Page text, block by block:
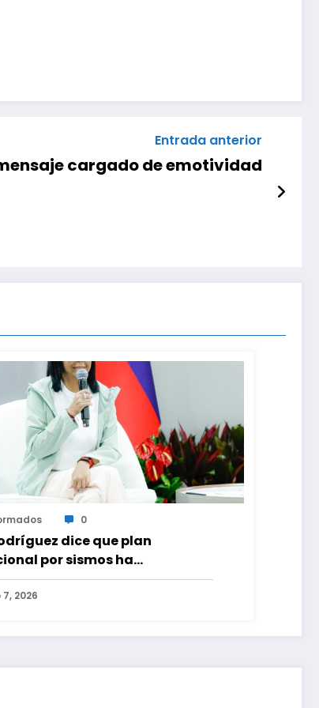
Entrada anterior
cargado de emotividad
0
dice que plan
por sismos ha
a unas 2.000 personas en
2026